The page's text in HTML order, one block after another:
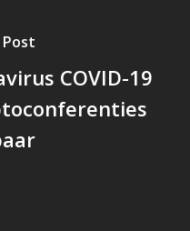
COVID-19